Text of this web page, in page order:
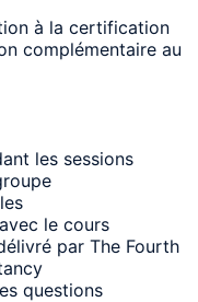
à la certification
complémentaire au
les sessions
le cours
par The Fourth
questions